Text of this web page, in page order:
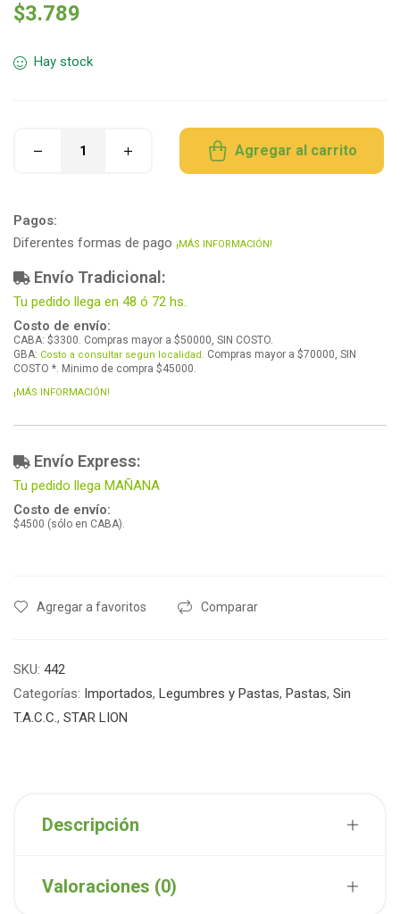
$3.789
Hay stock
Agregar al carrito
Pagos:
Diferentes formas de pago ¡MÁS INFORMACIÓN!
Envío Tradicional:
Tu pedido llega en 48 ó 72 hs.
Costo de envío:
CABA: $3300. Compras mayor a $50000, SIN COSTO.
GBA: Costo a consultar segun localidad. Compras mayor a $70000, SIN
COSTO *. Minimo de compra $45000.
¡MÁS INFORMACIÓN!
Envío Express:
Tu pedido llega MAÑANA
Costo de envío:
$4500 (sólo en CABA).
Agregar a favoritos Comparar
SKU: 442
Categorías: Importados, Legumbres y Pastas, Pastas, Sin
T.A.C.C., STAR LION
Descripción
Valoraciones (0)